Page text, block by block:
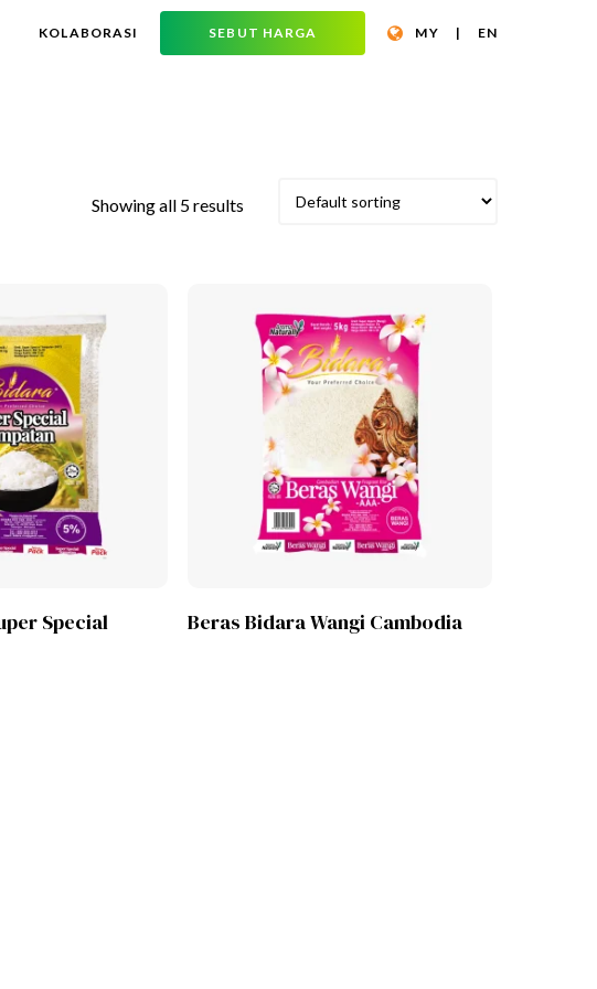
KOLABORASI SEBUT HARGA MY | EN
Showing all 5 results
Special
Lihat Produk
Beras Bidara Wangi Cambodia